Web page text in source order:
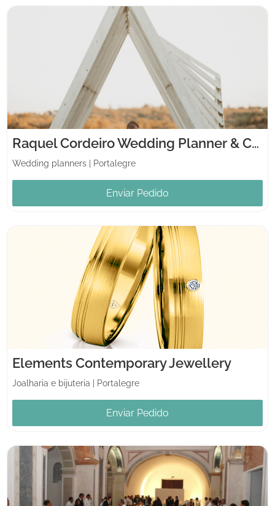
Raquel Cordeiro Wedding Planner & Celebrant
Wedding planners Portalegre
Enviar Pedido
Elements Contemporary Jewellery
Joalharia e bijuteria Portalegre
Enviar Pedido